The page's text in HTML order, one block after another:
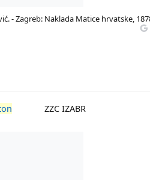
- Zagreb: Naklada Matice hrvatske,
ZZC IZABR